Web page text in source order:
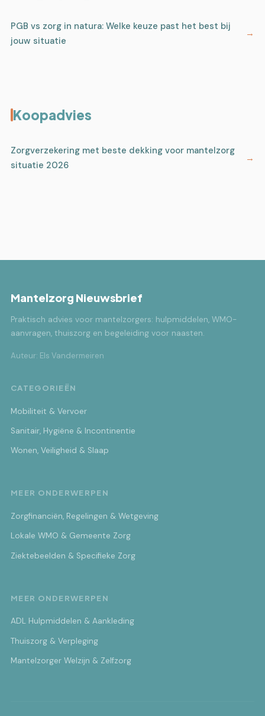
PGB vs zorg in natura: Welke keuze past het best bij
jouw situatie
Koopadvies
Zorgverzekering met beste dekking voor mantelzorg
situatie 2026
Mantelzorg Nieuwsbrief
Praktisch advies voor mantelzorgers: hulpmiddelen, WMO-
aanvragen, thuiszorg en begeleiding voor naasten.
Auteur: Els Vandermeiren
CATEGORIEËN
Mobiliteit & Vervoer
Sanitair, Hygiëne & Incontinentie
Wonen, Veiligheid & Slaap
MEER ONDERWERPEN
Zorgfinanciën, Regelingen & Wetgeving
Lokale WMO & Gemeente Zorg
Ziektebeelden & Specifieke Zorg
MEER ONDERWERPEN
ADL Hulpmiddelen & Aankleding
Thuiszorg & Verpleging
Mantelzorger Welzijn & Zelfzorg